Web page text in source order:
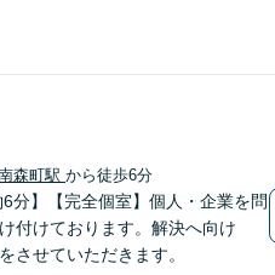
森町駅 から徒歩6分
6分】【完全個室】個人・企業を問
付けております。解決へ向け
させていただきます。